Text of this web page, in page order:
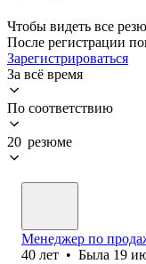
Чтобы видеть все
После регистрации
Зарегистрироваться
За всё время
По соответствию
20 резюме
Менеджер по
40 лет • Была 19